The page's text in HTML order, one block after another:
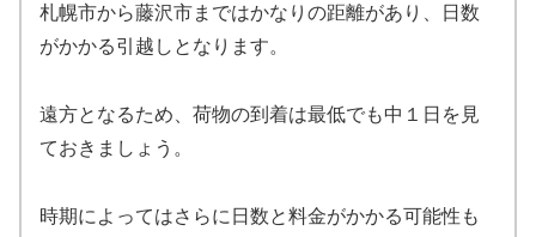
札幌市から藤沢市まではかなりの距離があり、日数
がかかる引越しとなります。
遠方となるため、荷物の到着は最低でも中１日を見
ておきましょう。
時期によってはさらに日数と料金がかかる可能性も